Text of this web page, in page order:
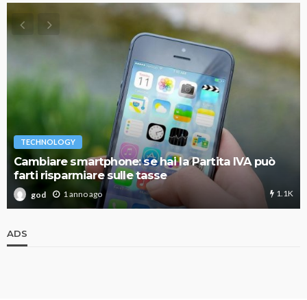
TECHNOLOGY
Cambiare smartphone: se hai la Partita IVA può
farti risparmiare sulle tasse
god 1 anno ago 1.1K
ADS